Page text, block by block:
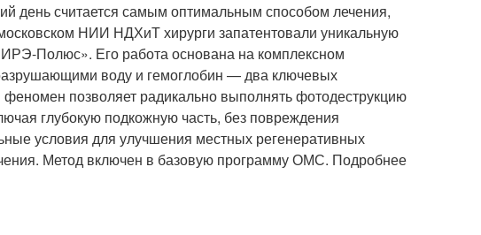
день считается самым оптимальным способом лечения,
НИИ НДХиТ хирурги запатентовали уникальную
Полюс». Его работа основана на комплексном
воду и гемоглобин — два ключевых
позволяет радикально выполнять фотодеструкцию
глубокую подкожную часть, без повреждения
условия для улучшения местных регенеративных
Метод включен в базовую программу ОМС. Подробнее